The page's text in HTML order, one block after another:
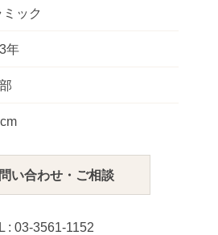
ミック
年
い合わせ・ご相談
: 03-3561-1152